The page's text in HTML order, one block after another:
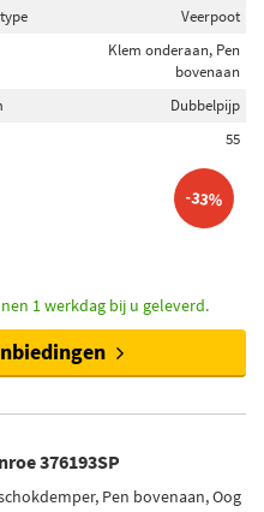
Veerpoot
Klem onderaan, Pen
bovenaan
Dubbelpijp
55
-33%
1 werkdag bij u geleverd.
376193SP
Pen bovenaan, Oog